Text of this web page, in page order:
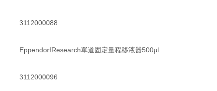
3112000088
EppendorfResearch單道固定量程移液器500μl
3112000096